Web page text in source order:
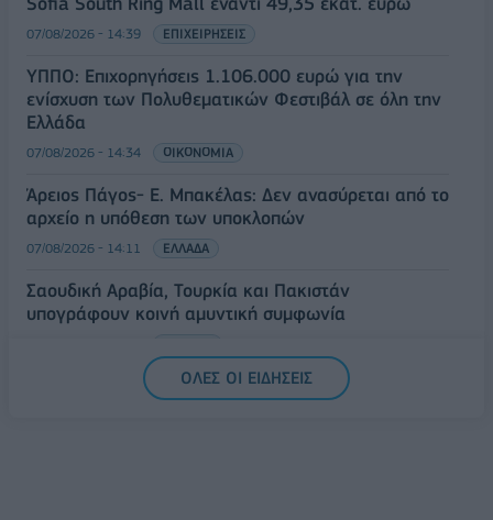
07/08/2026 - 14:39 ΕΠΙΧΕΙΡΗΣΕΙΣ
ΥΠΠΟ: Επιχορηγήσεις 1.106.000 ευρώ για την
ενίσχυση των Πολυθεματικών Φεστιβάλ σε όλη την
Ελλάδα
07/08/2026 - 14:34 ΟΙΚΟΝΟΜΙΑ
Άρειος Πάγος- Ε. Μπακέλας: Δεν ανασύρεται από το
αρχείο η υπόθεση των υποκλοπών
07/08/2026 - 14:11 ΕΛΛΑΔΑ
Σαουδική Αραβία, Τουρκία και Πακιστάν
υπογράφουν κοινή αμυντική συμφωνία
ΟΛΕΣ ΟΙ ΕΙΔΗΣΕΙΣ